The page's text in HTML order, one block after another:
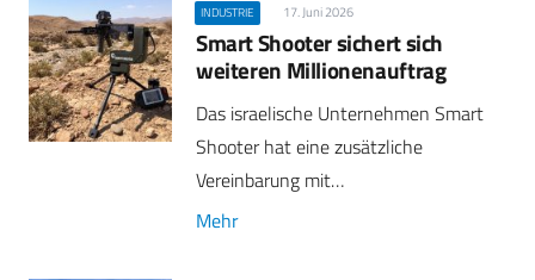
INDUSTRIE 17. Juni 2026
Smart Shooter sichert sich
weiteren Millionenauftrag
Das israelische Unternehmen Smart
Shooter hat eine zusätzliche
Vereinbarung mit…
Mehr